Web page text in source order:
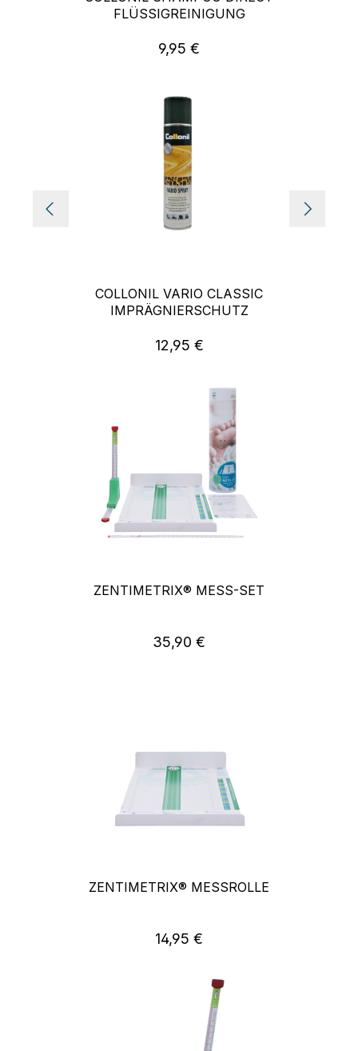
FLÜSSIGREINIGUNG
Regulärer Preis:
9,95 €
COLLONIL VARIO CLASSIC
IMPRÄGNIERSCHUTZ
Regulärer Preis:
12,95 €
ZENTIMETRIX® MESS-SET
Regulärer Preis:
35,90 €
ZENTIMETRIX® MESSROLLE
Regulärer Preis:
14,95 €